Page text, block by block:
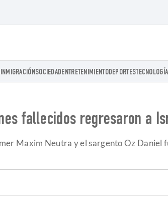
INMIGRACIÓNSOCIEDADENTRETENIMIENTODEPORTESTECNOLOGÍA
fallecidos regresaron a
Maxim Neutra y el sargento Oz